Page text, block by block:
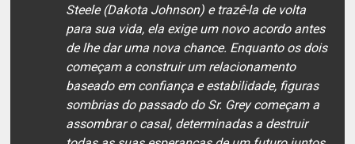
Steele (Dakota Johnson) e trazê-la de volta
para sua vida, ela exige um novo acordo antes
de lhe dar uma nova chance. Enquanto os dois
começam a construir um relacionamento
baseado em confiança e estabilidade, figuras
sombrias do passado do Sr. Grey começam a
assombrar o casal, determinadas a destruir